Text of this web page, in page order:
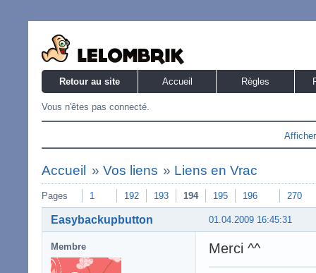
Retour au site Accueil Règles
Vous n'êtes pas connecté.
Accueil » Vos liens » Liens en Vrac
Pages 1 192 193 194 195 196 270
01.04.2009 16:45:31
Easybackupbutton
Membre Merci ^^